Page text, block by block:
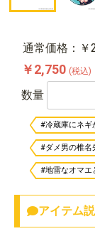
通常価格：￥
￥2,750 (税込)
数量
#冷蔵庫にネギ
#ダメ男の椎名
#地雷なオマエ
アイテム